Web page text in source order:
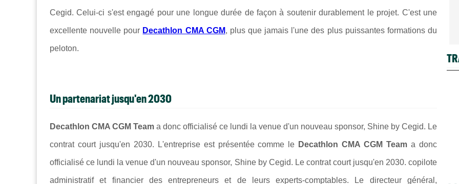
Cegid. Celui-ci s'est engagé pour une longue durée de façon à soutenir durablement le projet. C'est une
excellente nouvelle pour Decathlon CMA CGM, plus que jamais l'une des plus puissantes formations du
peloton.
Un partenariat jusqu'en 2030
Decathlon CMA CGM Team a donc officialisé ce lundi la venue d'un nouveau sponsor, Shine by Cegid. Le
contrat court jusqu'en 2030. L'entreprise est présentée comme le Decathlon CMA CGM Team a donc
officialisé ce lundi la venue d'un nouveau sponsor, Shine by Cegid. Le contrat court jusqu'en 2030. copilote
administratif et financier des entrepreneurs et de leurs experts-comptables. Le directeur général,